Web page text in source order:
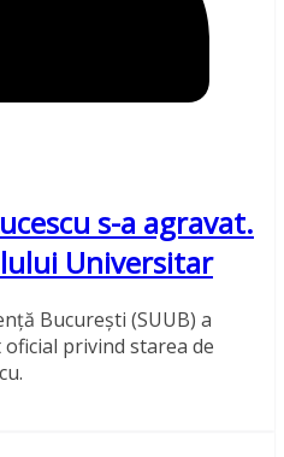
s-a agravat.
Universitar
București (SUUB) a
privind starea de